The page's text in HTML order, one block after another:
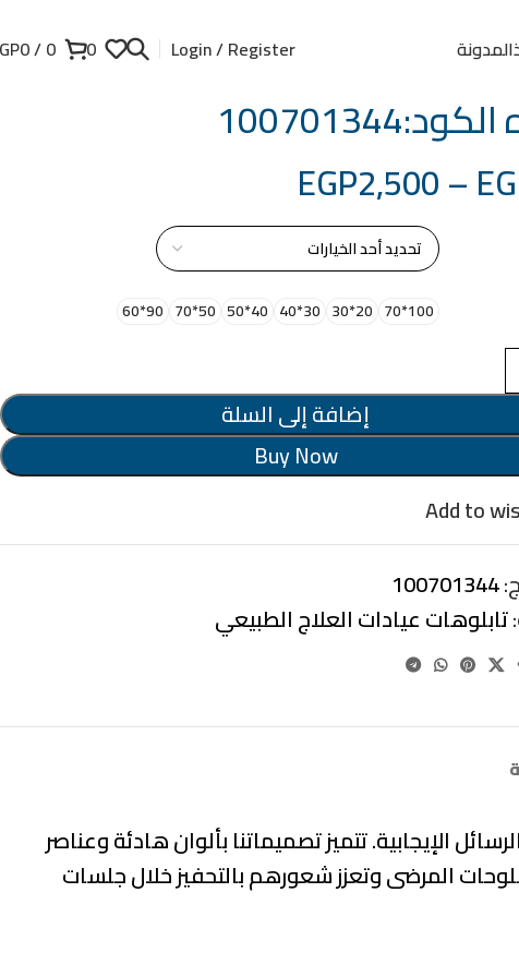
المدونة Login / Register
0
0
/
0
–
EGP2,500
100*70
20*30
30*40
40*50
50*70
90*60
إضافة إلى السلة
Buy Now
Add to
100701344
تابلوهات عيادات العلاج الطبيعي
الإيجابية. تتميز تصميماتنا بألوان هادئة وعناصر
المرضى وتعزز شعورهم بالتحفيز خلال جلسات